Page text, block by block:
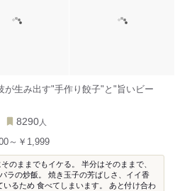
が生み出す"手作り餃子"と"旨いビー
8290 人
～￥1,999
のままでもイケる。 半分はそのままで、
ラの炒飯。 焼き玉子の芳ばしさ、イイ香
るため 食べてしまいます。 あと付け合わ